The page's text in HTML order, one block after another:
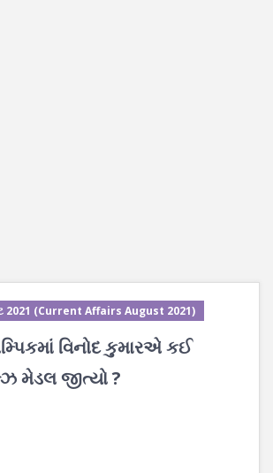
(Current Affairs August 2021)
વિનોદ કુમારએ કઈ
મેડલ જીત્યો ?